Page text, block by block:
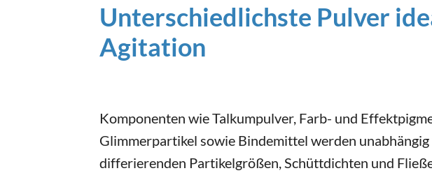
Unterschiedlichste Pulver
Agitation
Komponenten wie Talkumpulver, Farb- und
Glimmerpartikel sowie Bindemittel werden unabhängig
differierenden Partikelgrößen, Schüttdichten und